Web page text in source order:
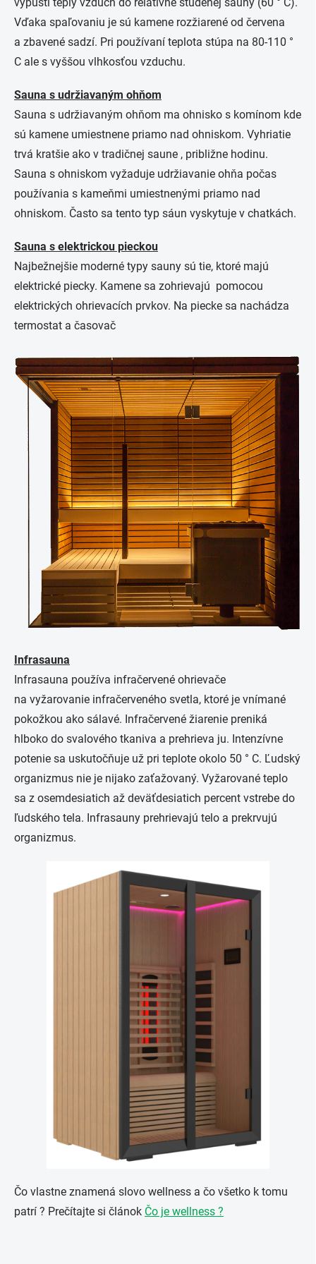
Vďaka spaľovaniu je sú kamene rozžiarené od červena
a zbavené sadzí. Pri používaní teplota stúpa na 80-110 °
C ale s vyššou vlhkosťou vzduchu.
Sauna s udržiavaným ohňom
Sauna s udržiavaným ohňom ma ohnisko s komínom kde
sú kamene umiestnene priamo nad ohniskom. Vyhriatie
trvá kratšie ako v tradičnej saune , približne hodinu.
Sauna s ohniskom vyžaduje udržiavanie ohňa počas
používania s kameňmi umiestnenými priamo nad
ohniskom. Často sa tento typ sáun vyskytuje v chatkách.
Sauna s elektrickou pieckou
Najbežnejšie moderné typy sauny sú tie, ktoré majú
elektrické piecky. Kamene sa zohrievajú pomocou
elektrických ohrievacích prvkov. Na piecke sa nachádza
termostat a časovač
Infrasauna
Infrasauna používa infračervené ohrievače
na vyžarovanie infračerveného svetla, ktoré je vnímané
pokožkou ako sálavé. Infračervené žiarenie preniká
hlboko do svalového tkaniva a prehrieva ju. Intenzívne
potenie sa uskutočňuje už pri teplote okolo 50 ° C. Ľudský
organizmus nie je nijako zaťažovaný. Vyžarované teplo
sa z osemdesiatich až deväťdesiatich percent vstrebe do
ľudského tela. Infrasauny prehrievajú telo a prekrvujú
organizmus.
Čo vlastne znamená slovo wellness a čo všetko k tomu
patrí ? Prečítajte si článok Čo je wellness ?